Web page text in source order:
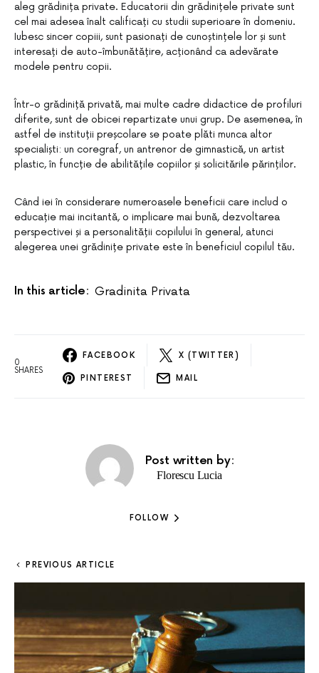
aleg grădinița private. Educatorii din grădinițele private sunt
cel mai adesea înalt calificați cu studii superioare în domeniu.
Iubesc sincer copiii, sunt pasionați de cunoștințele lor și sunt
interesați de auto-îmbunătățire, acționând ca adevărate
modele pentru copii.
Într-o grădiniță privată, mai multe cadre didactice de profiluri
diferite, sunt de obicei repartizate unui grup. De asemenea, în
astfel de instituții preșcolare se poate plăti munca altor
specialiști: un coregraf, un antrenor de gimnastică, un artist
plastic, în funcție de abilitățile copiilor și solicitările părinților.
Când iei în considerare numeroasele beneficii care includ o
educație mai incitantă, o implicare mai bună, dezvoltarea
perspectivei și a personalității copilului în general, atunci
alegerea unei grădinițe private este în beneficiul copilul tău.
In this article: Gradinita Privata
0
SHARES
FACEBOOK X (TWITTER)
PINTEREST MAIL
Post written by:
Florescu Lucia
FOLLOW
PREVIOUS ARTICLE